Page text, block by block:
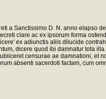
a Sanctissimo D. N. anno elapso
clare ac ex ipsorum forma
ex adiunctis aliis dilucide
dicere quod ibi damnatur tota
censurae ae damnationi, et
absenti sacerdoti factam, cum